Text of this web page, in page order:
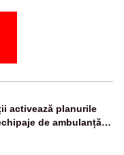
activează planurile
de ambulanță
de medicamente